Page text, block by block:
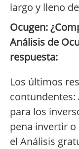
largo y lleno
Ocugen:
Análisis de
respuesta:
Los últimos
para los
pena invertir o
el Análisis